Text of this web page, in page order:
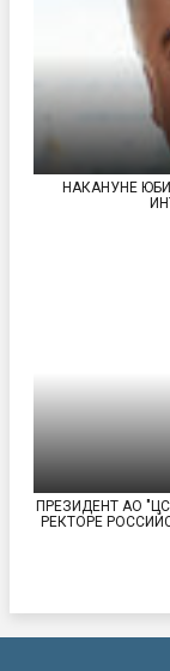
НАКАНУНЕ
ПРЕЗИДЕНТ АО
РЕКТОРЕ